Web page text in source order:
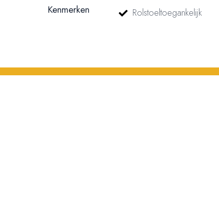
Kenmerken Rolstoeltoegankelijk